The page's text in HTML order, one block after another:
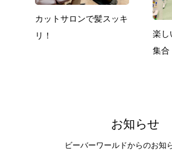
カットサロンで髪スッキ
リ！
楽し
集合
お知らせ
ビーバーワールドからのお知